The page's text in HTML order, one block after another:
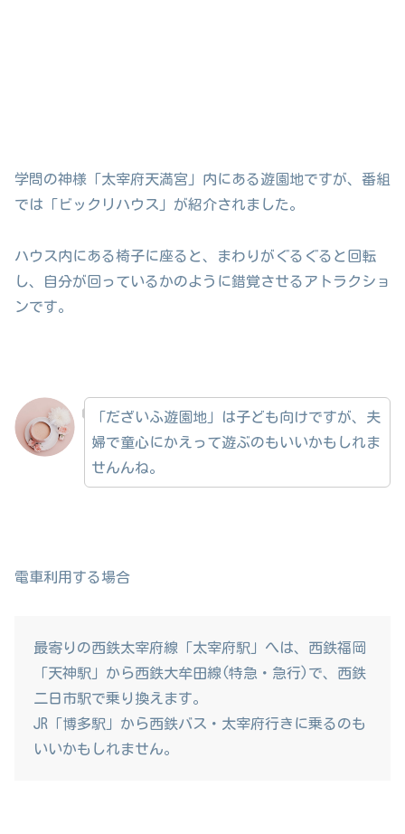
学問の神様「太宰府天満宮」内にある遊園地ですが、番組
では「ビックリハウス」が紹介されました。
ハウス内にある椅子に座ると、まわりがぐるぐると回転
し、自分が回っているかのように錯覚させるアトラクショ
ンです。
「だざいふ遊園地」は子ども向けですが、夫
婦で童心にかえって遊ぶのもいいかもしれま
せんんね。
電車利用する場合
最寄りの西鉄太宰府線「太宰府駅」へは、西鉄福岡
「天神駅」から西鉄大牟田線(特急・急行)で、西鉄
二日市駅で乗り換えます。
JR「博多駅」から西鉄バス・太宰府行きに乗るのも
いいかもしれません。